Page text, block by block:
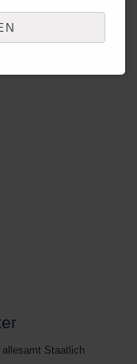
Staatlich